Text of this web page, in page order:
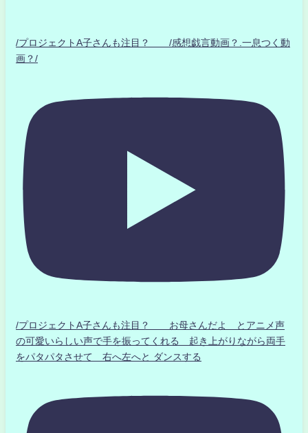
/プロジェクトA子さんも注目？ /感想戯言動画？.一息つく動
画？/
/プロジェクトA子さんも注目？ お母さんだよ とアニメ声
の可愛いらしい声で手を振ってくれる 起き上がりながら両手
をパタパタさせて 右へ左へと ダンスする